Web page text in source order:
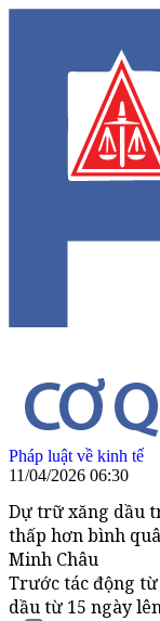
Pháp luật về kinh tế
11/04/2026 06:30
Dự trữ xăng dầu
thấp hơn bình
Minh Châu
Trước tác động
dầu từ 15 ngày